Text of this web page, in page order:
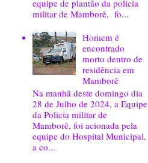
equipe de plantão da policia
militar de Mamborê, fo...
Homem é
encontrado
morto dentro de
residência em
Mamborê
Na manhã deste domingo dia
28 de Julho de 2024, a Equipe
da Policia militar de
Mamborê, foi acionada pela
equipe do Hospital Municipal,
a co...